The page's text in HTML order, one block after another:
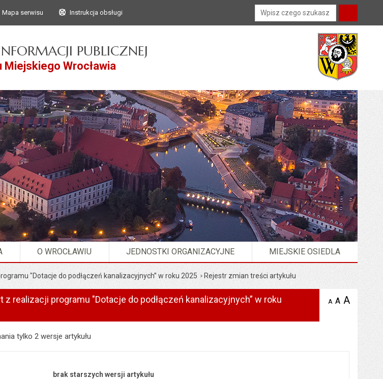
Przejdź do głównego
Przejdź do treści
Mapa serwisu Instrukcja obsługi Wyszukiwarka
PUBLICZNEJ
Miejskiego Wrocławia
O WROCŁAWIU JEDNOSTKI ORGANIZACYJNE MIEJSKIE OSIEDLA
"Dotacje do podłączeń kanalizacyjnych” w roku 2025 Rejestr zmian treści artykułu
z realizacji programu "Dotacje do podłączeń kanalizacyjnych” w roku
A zmniejsz
A domyślna
A
programu "Dotacje do podłączeń kanalizacyjnych” w roku 2025
tylko 2 wersje artykułu
brak starszych wersji artykułu